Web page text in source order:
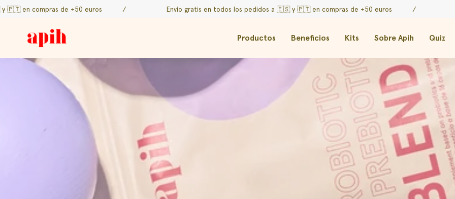
Ir
al
de +50 euros / Envío gratis en todos los pedidos a 🇪🇸 y 🇵🇹 en compras de +50 euros / Envío
Productos Beneficios Kits Sobre Apih Quiz